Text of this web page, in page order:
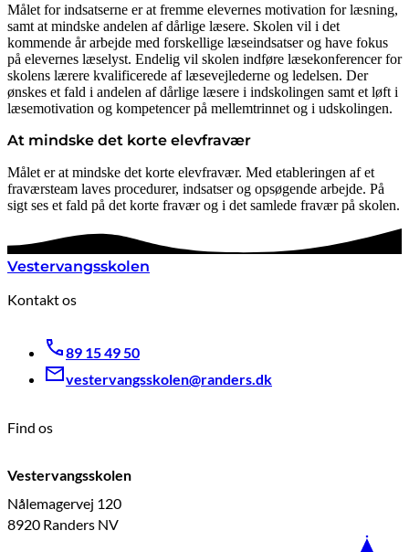
Målet for indsatserne er at fremme elevernes motivation for læsning,
samt at mindske andelen af dårlige læsere. Skolen vil i det
kommende år arbejde med forskellige læseindsatser og have fokus
på elevernes læselyst. Endelig vil skolen indføre læsekonferencer for
skolens lærere kvalificerede af læsevejlederne og ledelsen. Der
ønskes et fald i andelen af dårlige læsere i indskolingen samt et løft i
læsemotivation og kompetencer på mellemtrinnet og i udskolingen.
At mindske det korte elevfravær
Målet er at mindske det korte elevfravær. Med etableringen af et
fraværsteam laves procedurer, indsatser og opsøgende arbejde. På
sigt ses et fald på det korte fravær og i det samlede fravær på skolen.
Vestervangsskolen
Kontakt os
89 15 49 50
vestervangsskolen@randers.dk
Find os
Vestervangsskolen
Nålemagervej 120
8920 Randers NV